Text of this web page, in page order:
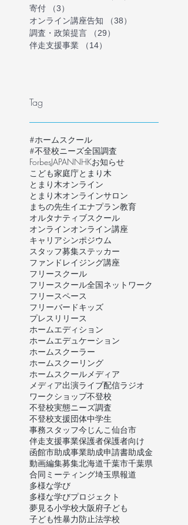
寄付
（3）
オンライン講座告知
（38）
調査・政策提言
（29）
伴走支援事業
（14）
Tag
#ホームスクール
#不登校ニーズ全国調査
ForbesJAPANNHKお知らせ
こども家庭庁とまり木
とまり木オンライン
とまり木オンラインサロン
まちの先生イエナプラン教育
オルタナティブスクール
オンラインオンライン講座
キャリアシンポジウム
スタッフ募集ステッカー
ファンドレイジング講座
フリースクール
フリースクール全国ネットワーク
フリースペース
フリーバードキッズ
プレスリリース
ホームエディション
ホームエデュケーション
ホームスクーラー
ホームスクーリング
ホームスクール メディア
メディア出演ライブ配信ラジオ
ワークショップ不登校
不登校実態ニーズ調査
不登校支援団体中学生
事務スタッフ今じんこ 仙台市
伴走支援事業保護者保護者向け
函館市助成事業助成申請書助成金
動画編集募集北海道千葉市千葉県
合同ミーティング埼玉県報道
多様な学び
多様な学びプロジェクト
夢見る小学校大阪府子ども
子ども性暴力防止法学校